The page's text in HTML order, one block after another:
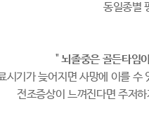
동일종별
" 뇌졸중은 골든타임
시기가 늦어지면 사망에 이를 수
전조증상이 느껴진다면 주저